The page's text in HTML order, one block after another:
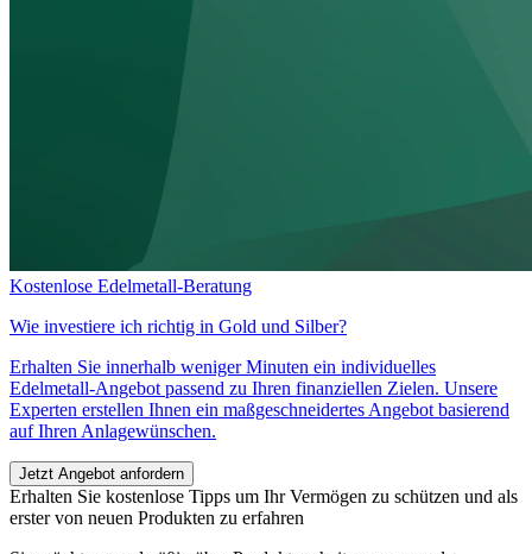
Kostenlose Edelmetall-Beratung
Wie investiere ich richtig in Gold und Silber?
Erhalten Sie innerhalb weniger Minuten ein individuelles
Edelmetall-Angebot passend zu Ihren finanziellen Zielen. Unsere
Experten erstellen Ihnen ein maßgeschneidertes Angebot basierend
auf Ihren Anlagewünschen.
Jetzt Angebot anfordern
Erhalten Sie kostenlose Tipps um Ihr Vermögen zu schützen und als
erster von neuen Produkten zu erfahren